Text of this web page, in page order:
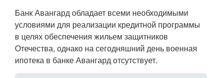
Банк Авангард обладает всеми необходимыми
условиями для реализации кредитной программы
в целях обеспечения жильем защитников
Отечества, однако на сегодняшний день военная
ипотека в банке Авангард отсутствует.